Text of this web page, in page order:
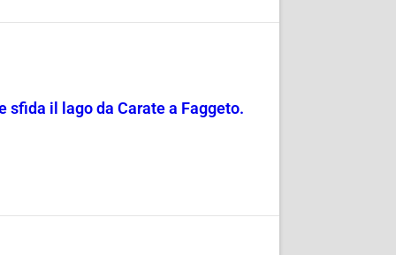
sfida il lago da Carate a Faggeto.